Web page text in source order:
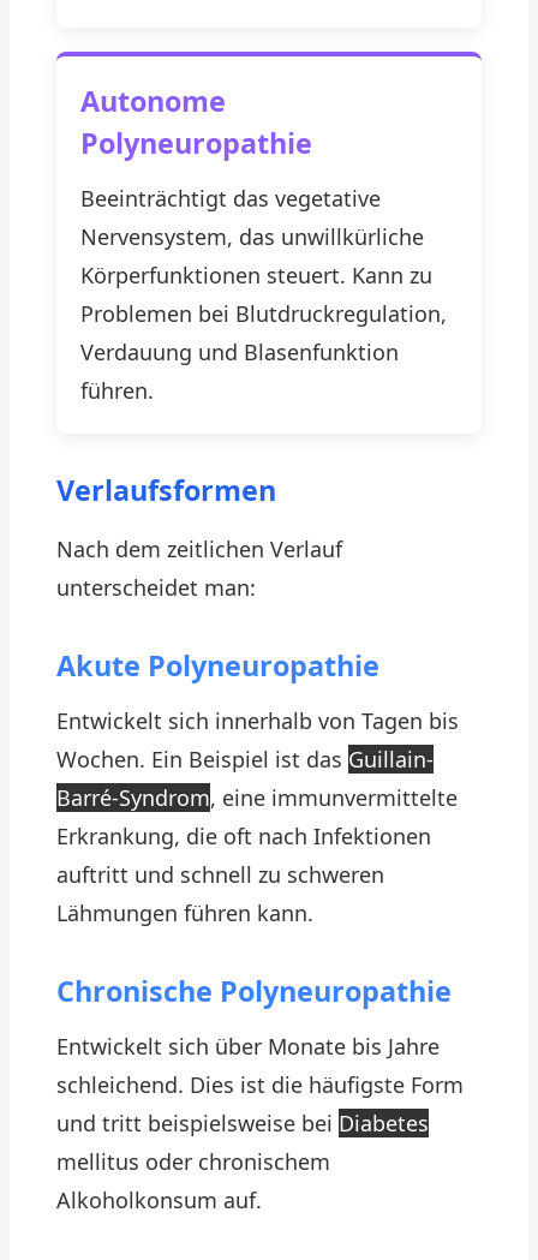
Autonome
Polyneuropathie
Beeinträchtigt das vegetative
Nervensystem, das unwillkürliche
Körperfunktionen steuert. Kann zu
Problemen bei Blutdruckregulation,
Verdauung und Blasenfunktion
führen.
Verlaufsformen
Nach dem zeitlichen Verlauf
unterscheidet man:
Akute Polyneuropathie
Entwickelt sich innerhalb von Tagen bis
Wochen. Ein Beispiel ist das Guillain-
Barré-Syndrom, eine immunvermittelte
Erkrankung, die oft nach Infektionen
auftritt und schnell zu schweren
Lähmungen führen kann.
Chronische Polyneuropathie
Entwickelt sich über Monate bis Jahre
schleichend. Dies ist die häufigste Form
und tritt beispielsweise bei Diabetes
mellitus oder chronischem
Alkoholkonsum auf.